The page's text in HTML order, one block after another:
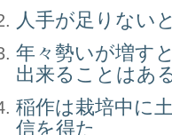
人手が足りない
年々勢いが増す
出来ることはあ
稲作は栽培中に
信を得た